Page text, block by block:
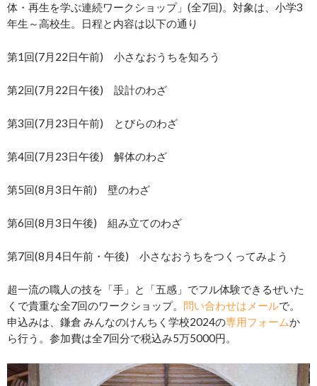
体・再生を学ぶ連続ワークショップ」(全7回)。対象は、小学3
年生～高校生。日程と内容は以下の通り
第1回(7月22日午前) 小さなおうちを知ろう
第2回(7月22日午後) 設計のわざ
第3回(7月23日午前) とびらのわざ
第4回(7月23日午後) 解体のわざ
第5回(8月3日午前) 壁のわざ
第6回(8月3日午後) 組み立てのわざ
第7回(8月4日午前・午後) 小さなおうちをつくってみよう
超一流の職人の技を「手」と「五感」でフル体験できるぜいた
くで貴重な全7回のワークショップ。 問い合わせはメールで。
申込みは、鎌倉 みんなのけんちく学校2024の専用フォームか
ら行う。参加費は全7回分で税込み5万5000円。